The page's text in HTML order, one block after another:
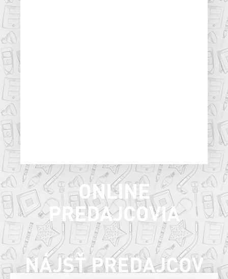
ONLINE
PREDAJCOVIA
NÁJSŤ PREDAJCOV